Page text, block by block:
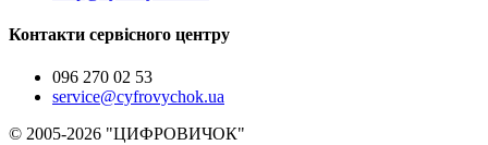
Контакти сервісного центру
096 270 02 53
service@cyfrovychok.ua
© 2005-2026 "ЦИФРОВИЧОК"